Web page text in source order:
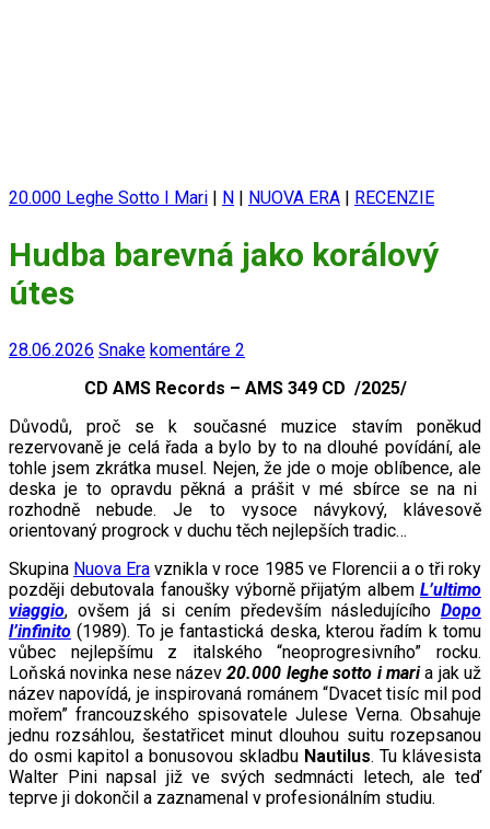
20.000 Leghe Sotto I Mari | N | NUOVA ERA | RECENZIE
Hudba barevná jako korálový
útes
28.06.2026 Snake komentáre 2
CD AMS Records – AMS 349 CD /2025/
Důvodů, proč se k současné muzice stavím poněkud
rezervovaně je celá řada a bylo by to na dlouhé povídání, ale
tohle jsem zkrátka musel. Nejen, že jde o moje oblíbence, ale
deska je to opravdu pěkná a prášit v mé sbírce se na ni
rozhodně nebude. Je to vysoce návykový, klávesově
orientovaný progrock v duchu těch nejlepších tradic…
Skupina Nuova Era vznikla v roce 1985 ve Florencii a o tři roky
později debutovala fanoušky výborně přijatým albem L’ultimo
viaggio, ovšem já si cením především následujícího Dopo
l’infinito (1989). To je fantastická deska, kterou řadím k tomu
vůbec nejlepšímu z italského “neoprogresivního” rocku.
Loňská novinka nese název20.000 leghe sotto i maria jak už
název napovídá, je inspirovaná románem “Dvacet tisíc mil pod
mořem” francouzského spisovatele Julese Verna. Obsahuje
jednu rozsáhlou, šestatřicet minut dlouhou suitu rozepsanou
do osmi kapitol a bonusovou skladbu Nautilus. Tu klávesista
Walter Pini napsal již ve svých sedmnácti letech, ale teď
teprve ji dokončil a zaznamenal v profesionálním studiu.